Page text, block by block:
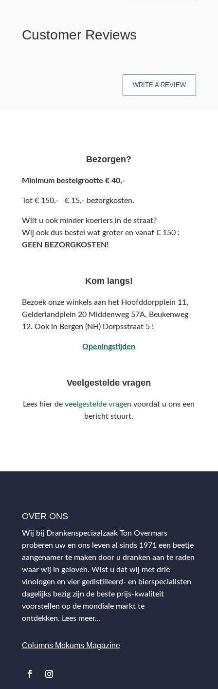
Customer Reviews
WRITE A REVIEW
Bezorgen?
Minimum bestelgrootte € 40,-
Tot € 150,- € 15,- bezorgkosten.
Wilt u ook minder koeriers in de straat?
Wij ook dus bestel wat groter en vanaf € 150 :
GEEN BEZORGKOSTEN!
Kom langs!
Bezoek onze winkels aan het Hoofddorpplein 11,
Gelderlandplein 20 Middenweg 57A, Beukenweg
12. Ook in Bergen (NH) Dorpsstraat 5 !
Openingstijden
Veelgestelde vragen
Lees hier deveelgestelde vragen voordat u ons een
bericht stuurt.
OVER ONS
Wij bij Drankenspeciaalzaak Ton Overmars
proberen uw en ons leven al sinds 1971 een beetje
aangenamer te maken door u dranken aan te raden
waar wij in geloven. Wist u dat wij met drie
vinologen en vier gedistilleerd- en bierspecialisten
dagelijks bezig zijn de beste prijs-kwaliteit
voorstellen op de mondiale markt te
ontdekken. Lees meer…
Columns Mokums Magazine